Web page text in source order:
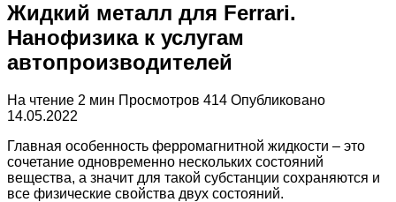
Жидкий металл для Ferrari.
Нанофизика к услугам
автопроизводителей
На чтение 2 мин Просмотров 414 Опубликовано
14.05.2022
Главная особенность ферромагнитной жидкости – это
сочетание одновременно нескольких состояний
вещества, а значит для такой субстанции сохраняются и
все физические свойства двух состояний.